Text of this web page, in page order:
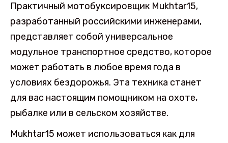
Практичный мотобуксировщик Mukhtar15,
разработанный российскими инженерами,
представляет собой универсальное
модульное транспортное средство, которое
может работать в любое время года в
условиях бездорожья. Эта техника станет
для вас настоящим помощником на охоте,
рыбалке или в сельском хозяйстве.
Mukhtar15 может использоваться как для